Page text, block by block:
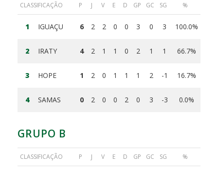
CLASSIFICAÇÃO P J V E D GP GC SG %
1 IGUAÇU 6 2 2 0 0 3 0 3 100.0%
2 IRATY 4 2 1 1 0 2 1 1 66.7%
3 HOPE 1 2 0 1 1 1 2 -1 16.7%
4 SAMAS 0 2 0 0 2 0 3 -3 0.0%
GRUPO B
CLASSIFICAÇÃO P J V E D GP GC SG %